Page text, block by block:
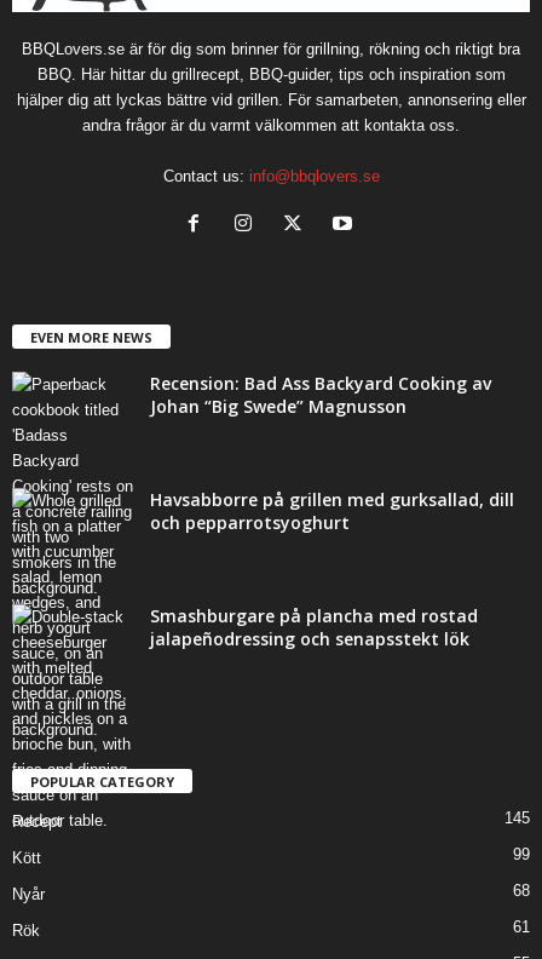
BBQLovers.se är för dig som brinner för grillning, rökning och riktigt bra
BBQ. Här hittar du grillrecept, BBQ-guider, tips och inspiration som
hjälper dig att lyckas bättre vid grillen. För samarbeten, annonsering eller
andra frågor är du varmt välkommen att kontakta oss.
Contact us: info@bbqlovers.se
EVEN MORE NEWS
Recension: Bad Ass Backyard Cooking av
Johan “Big Swede” Magnusson
Havsabborre på grillen med gurksallad, dill
och pepparrotsyoghurt
Smashburgare på plancha med rostad
jalapeñodressing och senapsstekt lök
POPULAR CATEGORY
Recept 145
Kött 99
Nyår 68
Rök 61